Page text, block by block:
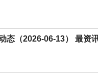
态（2026-06-13） 最资